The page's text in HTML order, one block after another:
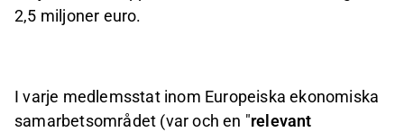
2,5 miljoner euro.
I varje medlemsstat inom Europeiska ekonomiska
samarbetsområdet (var och en "relevant